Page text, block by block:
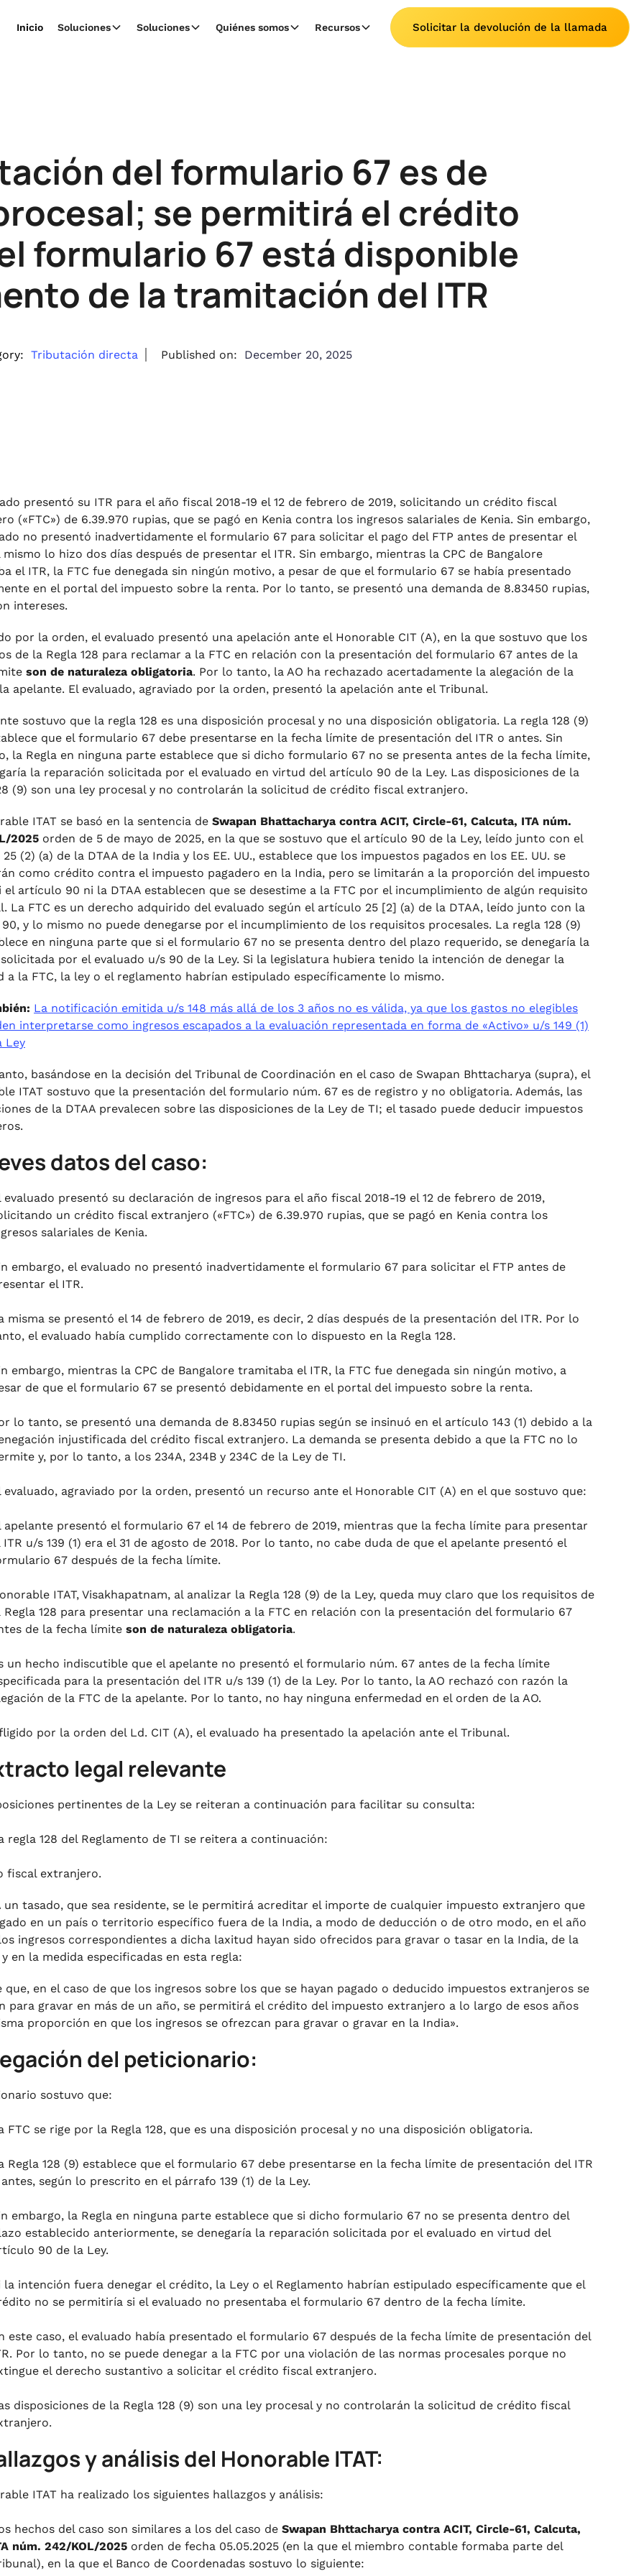
Inicio Soluciones Soluciones Quiénes somos Recursos Solicitar la devolución de la llamada
del formulario 67 es de
se permitirá el crédito
formulario 67 está disponible
de la tramitación del ITR
Tributación directa Published on: December 20, 2025
presentó su ITR para el año fiscal 2018-19 el 12 de febrero de 2019, solicitando un crédito fiscal
(«FTC») de 6.39.970 rupias, que se pagó en Kenia contra los ingresos salariales de Kenia. Sin embargo,
no presentó inadvertidamente el formulario 67 para solicitar el pago del FTP antes de presentar el
mismo lo hizo dos días después de presentar el ITR. Sin embargo, mientras la CPC de Bangalore
el ITR, la FTC fue denegada sin ningún motivo, a pesar de que el formulario 67 se había presentado
en el portal del impuesto sobre la renta. Por lo tanto, se presentó una demanda de 8.83450 rupias,
intereses.
por la orden, el evaluado presentó una apelación ante el Honorable CIT (A), en la que sostuvo que los
de la Regla 128 para reclamar a la FTC en relación con la presentación del formulario 67 antes de la
son de naturaleza obligatoria. Por lo tanto, la AO ha rechazado acertadamente la alegación de la
apelante. El evaluado, agraviado por la orden, presentó la apelación ante el Tribunal.
sostuvo que la regla 128 es una disposición procesal y no una disposición obligatoria. La regla 128 (9)
que el formulario 67 debe presentarse en la fecha límite de presentación del ITR o antes. Sin
la Regla en ninguna parte establece que si dicho formulario 67 no se presenta antes de la fecha límite,
la reparación solicitada por el evaluado en virtud del artículo 90 de la Ley. Las disposiciones de la
(9) son una ley procesal y no controlarán la solicitud de crédito fiscal extranjero.
ITAT se basó en la sentencia de Swapan Bhattacharya contra ACIT, Circle-61, Calcuta, ITA núm.
2025 orden de 5 de mayo de 2025, en la que se sostuvo que el artículo 90 de la Ley, leído junto con el
(2) (a) de la DTAA de la India y los EE. UU., establece que los impuestos pagados en los EE. UU. se
como crédito contra el impuesto pagadero en la India, pero se limitarán a la proporción del impuesto
el artículo 90 ni la DTAA establecen que se desestime a la FTC por el incumplimiento de algún requisito
La FTC es un derecho adquirido del evaluado según el artículo 25 [2] (a) de la DTAA, leído junto con la
y lo mismo no puede denegarse por el incumplimiento de los requisitos procesales. La regla 128 (9)
en ninguna parte que si el formulario 67 no se presenta dentro del plazo requerido, se denegaría la
por el evaluado u/s 90 de la Ley. Si la legislatura hubiera tenido la intención de denegar la
a la FTC, la ley o el reglamento habrían estipulado específicamente lo mismo.
La notificación emitida u/s 148 más allá de los 3 años no es válida, ya que los gastos no elegibles
interpretarse como ingresos escapados a la evaluación representada en forma de «Activo» u/s 149 (1)
Ley
basándose en la decisión del Tribunal de Coordinación en el caso de Swapan Bhttacharya (supra), el
ITAT sostuvo que la presentación del formulario núm. 67 es de registro y no obligatoria. Además, las
de la DTAA prevalecen sobre las disposiciones de la Ley de TI; el tasado puede deducir impuestos
datos del caso:
evaluado presentó su declaración de ingresos para el año fiscal 2018-19 el 12 de febrero de 2019,
un crédito fiscal extranjero («FTC») de 6.39.970 rupias, que se pagó en Kenia contra los
salariales de Kenia.
embargo, el evaluado no presentó inadvertidamente el formulario 67 para solicitar el FTP antes de
el ITR.
misma se presentó el 14 de febrero de 2019, es decir, 2 días después de la presentación del ITR. Por lo
el evaluado había cumplido correctamente con lo dispuesto en la Regla 128.
embargo, mientras la CPC de Bangalore tramitaba el ITR, la FTC fue denegada sin ningún motivo, a
de que el formulario 67 se presentó debidamente en el portal del impuesto sobre la renta.
lo tanto, se presentó una demanda de 8.83450 rupias según se insinuó en el artículo 143 (1) debido a la
injustificada del crédito fiscal extranjero. La demanda se presenta debido a que la FTC no lo
y, por lo tanto, a los 234A, 234B y 234C de la Ley de TI.
evaluado, agraviado por la orden, presentó un recurso ante el Honorable CIT (A) en el que sostuvo que:
apelante presentó el formulario 67 el 14 de febrero de 2019, mientras que la fecha límite para presentar
ITR u/s 139 (1) era el 31 de agosto de 2018. Por lo tanto, no cabe duda de que el apelante presentó el
67 después de la fecha límite.
ITAT, Visakhapatnam, al analizar la Regla 128 (9) de la Ley, queda muy claro que los requisitos de
Regla 128 para presentar una reclamación a la FTC en relación con la presentación del formulario 67
de la fecha límite son de naturaleza obligatoria.
un hecho indiscutible que el apelante no presentó el formulario núm. 67 antes de la fecha límite
para la presentación del ITR u/s 139 (1) de la Ley. Por lo tanto, la AO rechazó con razón la
de la FTC de la apelante. Por lo tanto, no hay ninguna enfermedad en el orden de la AO.
por la orden del Ld. CIT (A), el evaluado ha presentado la apelación ante el Tribunal.
legal relevante
pertinentes de la Ley se reiteran a continuación para facilitar su consulta:
regla 128 del Reglamento de TI se reitera a continuación:
fiscal extranjero.
un tasado, que sea residente, se le permitirá acreditar el importe de cualquier impuesto extranjero que
en un país o territorio específico fuera de la India, a modo de deducción o de otro modo, en el año
ingresos correspondientes a dicha laxitud hayan sido ofrecidos para gravar o tasar en la India, de la
en la medida especificadas en esta regla:
que, en el caso de que los ingresos sobre los que se hayan pagado o deducido impuestos extranjeros se
para gravar en más de un año, se permitirá el crédito del impuesto extranjero a lo largo de esos años
proporción en que los ingresos se ofrezcan para gravar o gravar en la India».
del peticionario:
sostuvo que:
FTC se rige por la Regla 128, que es una disposición procesal y no una disposición obligatoria.
Regla 128 (9) establece que el formulario 67 debe presentarse en la fecha límite de presentación del ITR
según lo prescrito en el párrafo 139 (1) de la Ley.
embargo, la Regla en ninguna parte establece que si dicho formulario 67 no se presenta dentro del
establecido anteriormente, se denegaría la reparación solicitada por el evaluado en virtud del
90 de la Ley.
la intención fuera denegar el crédito, la Ley o el Reglamento habrían estipulado específicamente que el
no se permitiría si el evaluado no presentaba el formulario 67 dentro de la fecha límite.
este caso, el evaluado había presentado el formulario 67 después de la fecha límite de presentación del
Por lo tanto, no se puede denegar a la FTC por una violación de las normas procesales porque no
el derecho sustantivo a solicitar el crédito fiscal extranjero.
disposiciones de la Regla 128 (9) son una ley procesal y no controlarán la solicitud de crédito fiscal
y análisis del Honorable ITAT:
ITAT ha realizado los siguientes hallazgos y análisis:
hechos del caso son similares a los del caso de Swapan Bhttacharya contra ACIT, Circle-61, Calcuta,
núm. 242/KOL/2025 orden de fecha 05.05.2025 (en la que el miembro contable formaba parte del
en la que el Banco de Coordenadas sostuvo lo siguiente: